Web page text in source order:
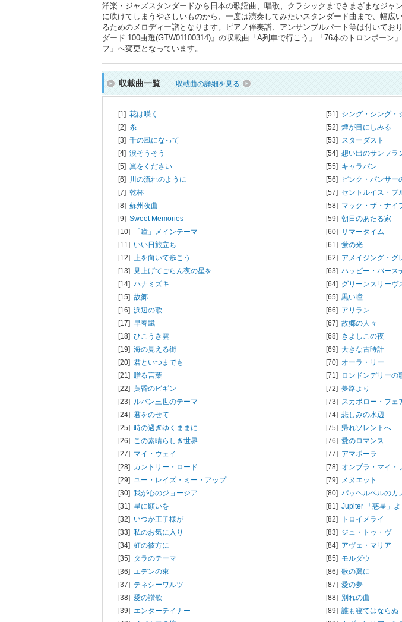
洋楽・ジャズスタンダードから日本の歌謡曲、唱歌、クラシックまでさまざまなジャ
に吹けてしまうやさしいものから、一度は演奏してみたいスタンダード曲まで、幅
るためのメロディー譜となります。ピアノ伴奏譜、アンサンブルパート等は付いて
ダード 100曲選(GTW01100314)』の収載曲「A列車で行こう」「76本のトロンボーン
フ」へ変更となっています。
収載曲一覧 収載曲の詳細を見る
[1] 花は咲く
[2] 糸
[3] 千の風になって
[4] 涙そうそう
[5] 翼をください
[6] 川の流れのように
[7] 乾杯
[8] 蘇州夜曲
[9] Sweet Memories
[10]
「瞳」メインテーマ
[11] いい日旅立ち
[12] 上を向いて歩こう
[13] 見上げてごらん夜の星を
[14] ハナミズキ
[15] 故郷
[16] 浜辺の歌
[17] 早春賦
[18] ひこうき雲
[19] 海の見える街
[20] 君といつまでも
[21] 贈る言葉
[22] 黄昏のビギン
[23] ルパン三世のテーマ
[24] 君をのせて
[25] 時の過ぎゆくままに
[26] この素晴らしき世界
[27] マイ・ウェイ
[28] カントリー・ロード
[29] ユー・レイズ・ミー・アップ
[30] 我が心のジョージア
[31] 星に願いを
[32] いつか王子様が
[33] 私のお気に入り
[34] 虹の彼方に
[35] タラのテーマ
[36] エデンの東
[37] テネシーワルツ
[38] 愛の讃歌
[39] エンターテイナー
[51] シング・シング・
[52] 煙が目にしみる
[53] スターダスト
[54] 想い出のサンフラ
[55] キャラバン
[56] ピンク・パンサー
[57] セントルイス・ブ
[58] マック・ザ・ナイ
[59] 朝日のあたる家
[60] サマータイム
[61] 蛍の光
[62] アメイジング・グ
[63] ハッピー・バース
[64] グリーンスリーヴ
[65] 黒い瞳
[66] アリラン
[67] 故郷の人々
[68] きよしこの夜
[69] 大きな古時計
[70] オーラ・リー
[71] ロンドンデリーの
[72] 夢路より
[73] スカボロー・フェ
[74] 悲しみの水辺
[75] 帰れソレントへ
[76] 愛のロマンス
[77] アマポーラ
[78] オンブラ・マイ・
[79] メヌエット
[80] パッヘルベルのカ
[81] Jupiter 「惑星」よ
[82]
トロイメライ
[83] ジュ・トゥ・ヴ
[84] アヴェ・マリア
[85] モルダウ
[86] 歌の翼に
[87] 愛の夢
[88] 別れの曲
[89] 誰も寝てはならぬ